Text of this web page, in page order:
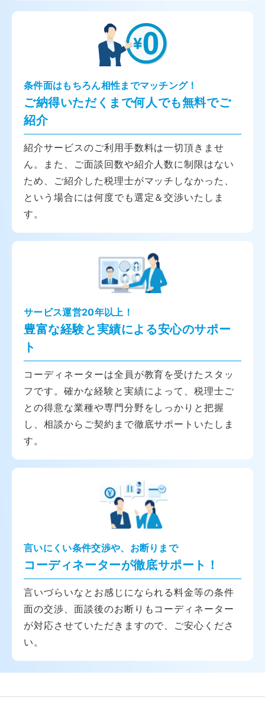
条件面はもちろん相性までマッチング！
ご納得いただくまで何人でも無料でご
紹介
紹介サービスのご利用手数料は一切頂きませ
ん。また、ご面談回数や紹介人数に制限はない
ため、ご紹介した税理士がマッチしなかった、
という場合には何度でも選定＆交渉いたしま
す。
サービス運営20年以上！
豊富な経験と実績による安心のサポー
ト
コーディネーターは全員が教育を受けたスタッ
フです。確かな経験と実績によって、税理士ご
との得意な業種や専門分野をしっかりと把握
し、相談からご契約まで徹底サポートいたしま
す。
言いにくい条件交渉や、お断りまで
コーディネーターが徹底サポート！
言いづらいなとお感じになられる料金等の条件
面の交渉、面談後のお断りもコーディネーター
が対応させていただきますので、ご安心くださ
い。